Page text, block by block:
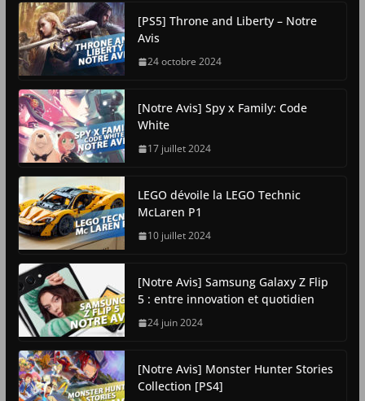
[PS5] Throne and Liberty – Notre
Avis
24 octobre 2024
[Notre Avis] Spy x Family: Code
White
17 juillet 2024
LEGO dévoile la LEGO Technic
McLaren P1
10 juillet 2024
[Notre Avis] Samsung Galaxy Z Flip
5 : entre innovation et quotidien
24 juin 2024
[Notre Avis] Monster Hunter Stories
Collection [PS4]